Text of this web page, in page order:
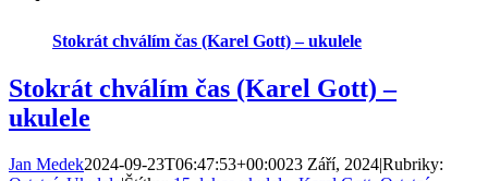
Stokrát chválím čas (Karel Gott) – ukulele
Stokrát chválím čas (Karel Gott) –
ukulele
Jan Medek2024-09-23T06:47:53+00:0023 Září, 2024|Rubriky: